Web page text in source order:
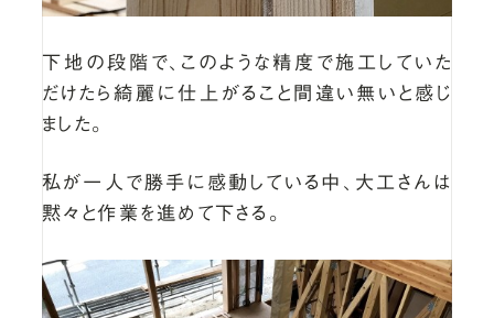
下地の段階で、このような精度で施工していた
だけたら綺麗に仕上がること間違い無いと感じ
ました。
私が一人で勝手に感動している中、大工さんは
黙々と作業を進めて下さる。